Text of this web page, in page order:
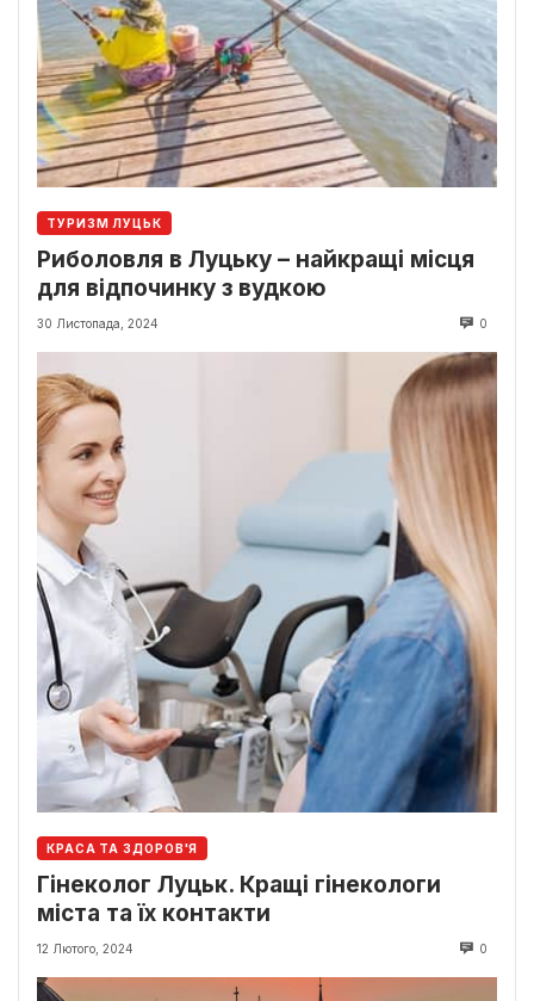
ТУРИЗМ ЛУЦЬК
Риболовля в Луцьку – найкращі місця
для відпочинку з вудкою
30 Листопада, 2024 0
КРАСА ТА ЗДОРОВ'Я
Гінеколог Луцьк. Кращі гінекологи
міста та їх контакти
12 Лютого, 2024 0